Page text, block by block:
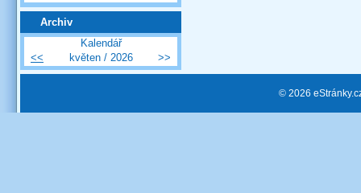
Archiv
Kalendář
<<
květen / 2026 >>
© 2026